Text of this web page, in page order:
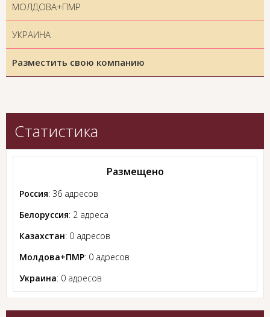
МОЛДОВА+ПМР
УКРАИНА
Разместить свою компанию
Статистика
Размещено
Россия: 36 адресов
Белоруссия: 2 адреса
Казахстан: 0 адресов
Молдова+ПМР: 0 адресов
Украина: 0 адресов